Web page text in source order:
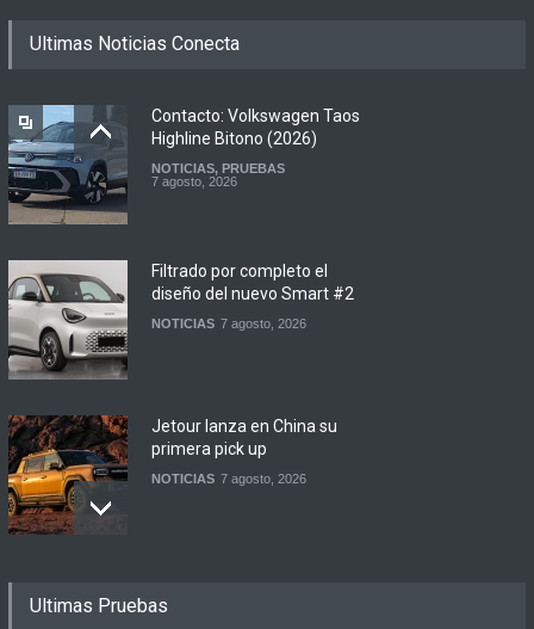
Ultimas Noticias Conecta
Contacto: Volkswagen Taos
Highline Bitono (2026)
NOTICIAS, PRUEBAS
7 agosto, 2026
Filtrado por completo el
diseño del nuevo Smart #2
NOTICIAS 7 agosto, 2026
Jetour lanza en China su
primera pick up
NOTICIAS 7 agosto, 2026
renovadas S2 y Skua 150 en
Ultimas Pruebas